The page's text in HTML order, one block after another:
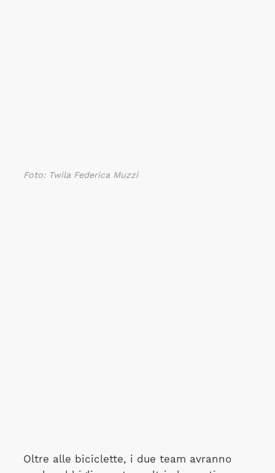
Foto: Twila Federica Muzzi
Oltre alle biciclette, i due team avranno